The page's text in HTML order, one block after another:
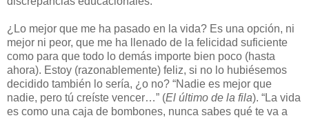
¿Lo mejor que me ha pasado en la vida? Es una opción, ni
mejor ni peor, que me ha llenado de la felicidad suficiente
como para que todo lo demás importe bien poco (hasta
ahora). Estoy (razonablemente) feliz, si no lo hubiésemos
decidido también lo sería, ¿o no? “Nadie es mejor que
nadie, pero tú creíste vencer…” (El último de la fila). “La vida
es como una caja de bombones, nunca sabes qué te va a